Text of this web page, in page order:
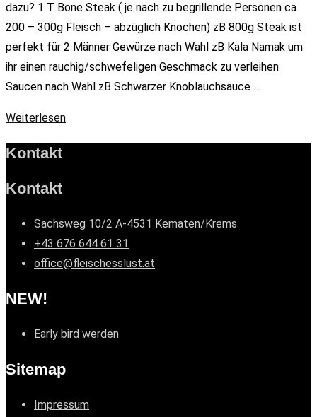
dazu? 1 T Bone Steak ( je nach zu begrillende Personen ca.
200 – 300g Fleisch – abzüglich Knochen) zB 800g Steak ist
perfekt für 2 Männer Gewürze nach Wahl zB Kala Namak um
ihr einen rauchig/schwefeligen Geschmack zu verleihen
Saucen nach Wahl zB Schwarzer Knoblauchsauce …
Weiterlesen
Kontakt
Kontakt
Sachsweg 10/2 A-4531 Kematen/Krems
+43 676 644 61 31
office@fleischesslust.at
NEW!
Early bird werden
Sitemap
Impressum